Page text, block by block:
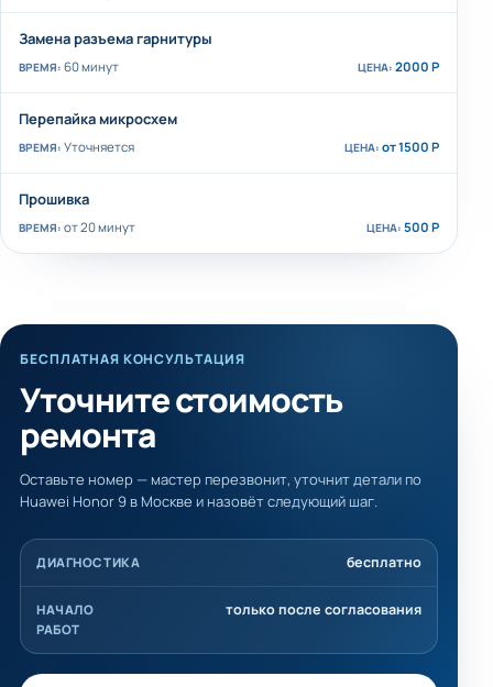
Замена разъема гарнитуры
60 минут 2000 Р
Перепайка микросхем
Уточняется от 1500 Р
Прошивка
от 20 минут 500 Р
БЕСПЛАТНАЯ КОНСУЛЬТАЦИЯ
Уточните стоимость
ремонта
Оставьте номер — мастер перезвонит, уточнит детали по
Huawei Honor 9 в Москве и назовёт следующий шаг.
ДИАГНОСТИКА бесплатно
НАЧАЛО
РАБОТ
только после согласования